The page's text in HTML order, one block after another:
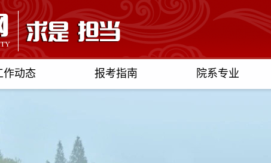
作动态 报考指南 院系专业